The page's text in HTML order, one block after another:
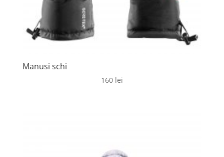
Manusi schi
160 lei